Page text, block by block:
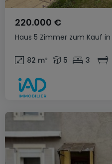
Haus 5 Zimmer zum Kauf in
220.000 €
82 m² 5 3